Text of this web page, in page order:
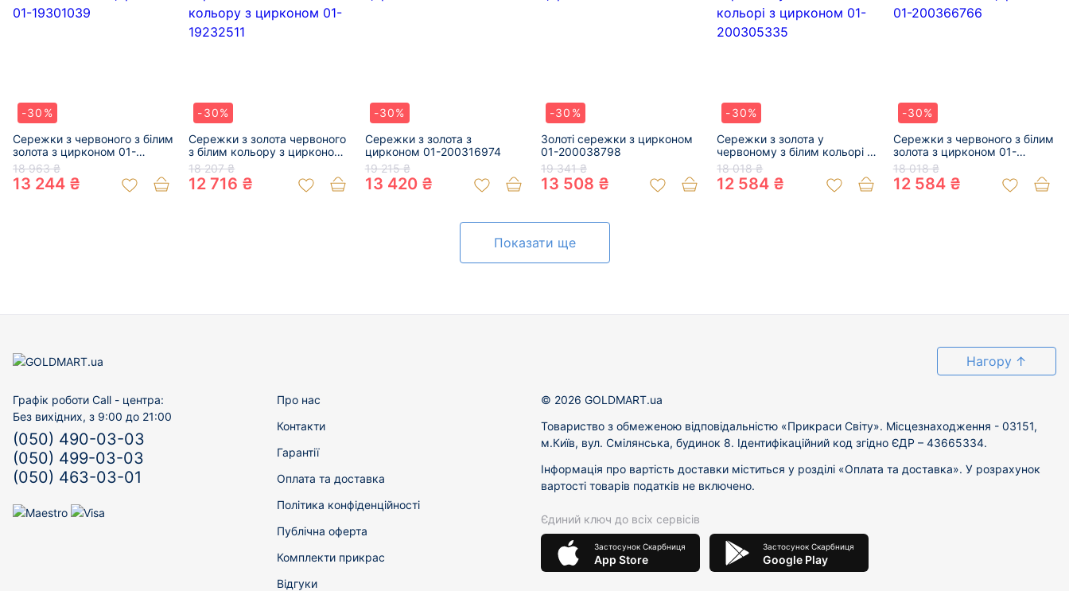
-30%
Сережки з червоного з білим
золота з цирконом 01-
19301039
18 963 ₴
13 244 ₴
-30%
Сережки з золота червоного
з білим кольору з цирконом
01-19232511
18 207 ₴
12 716 ₴
-30%
Сережки з золота з
цирконом 01-200316974
19 215 ₴
13 420 ₴
-30%
Золоті сережки з цирконом
01-200038798
19 341 ₴
13 508 ₴
-30%
Сережки з золота у
червоному з білим кольорі з
цирконом 01-200305335
18 018 ₴
12 584 ₴
-30%
Сережки з червоного з білим
золота з цирконом 01-
200366766
18 018 ₴
12 584 ₴
Показати ще
Нагору ↑
Графік роботи Call - центра:
Без вихідних, з 9:00 до 21:00
(050) 490-03-03
(050) 499-03-03
(050) 463-03-01
Про нас
Контакти
Гарантії
Оплата та доставка
Політика конфіденційності
Публічна оферта
Комплекти прикрас
Відгуки
© 2026 GOLDMART.ua
Товариство з обмеженою відповідальністю «Прикраси Світу». Місцезнаходження - 03151,
м.Київ, вул. Смілянська, будинок 8. Ідентифікаційний код згідно ЄДР – 43665334.
Інформація про вартість доставки міститься у розділі «Оплата та доставка». У розрахунок
вартості товарів податків не включено.
Єдиний ключ до всіх сервісів
Застосунок Скарбниця
App Store
Застосунок Скарбниця
Google Play